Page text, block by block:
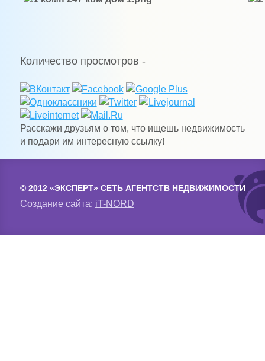
Количество просмотров -
Расскажи друзьям о том, что ищешь недвижимость
и подари им интересную ссылку!
© 2012 «ЭКСПЕРТ» СЕТЬ АГЕНТСТВ НЕДВИЖИМОСТИ
Создание сайта: iT-NORD